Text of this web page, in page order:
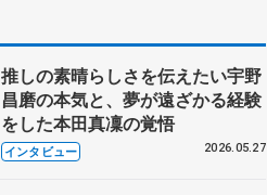
推しの素晴らしさを伝えたい宇野
昌磨の本気と、夢が遠ざかる経験
をした本田真凜の覚悟
インタビュー 2026.05.27